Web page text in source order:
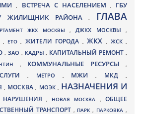
, ВСТРЕЧА С НАСЕЛЕНИЕМ , ГБУ
ЖИЛИЩНИК РАЙОНА, ГЛАВА
ЖКХ МОСКВЫ ,ДЖКХ МОСКВЫ ,
, ЕТО, ЖИТЕЛИ ГОРОДА , ЖКХ, ЖСК,
, ЗАО , КАДРЫ, КАПИТАЛЬНЫЙ РЕМОНТ ,
, КОММУНАЛЬНЫЕ РЕСУРСЫ,
, МЕТРО , МЖИ, МКД ,
, МОСКВА , МОЭК , НАЗНАЧЕНИЯ И
НАРУШЕНИЯ , НОВАЯ МОСКВА ,ОБЩЕЕ
ТРАНСПОРТ , ПАРК, ПАРКОВКА ,